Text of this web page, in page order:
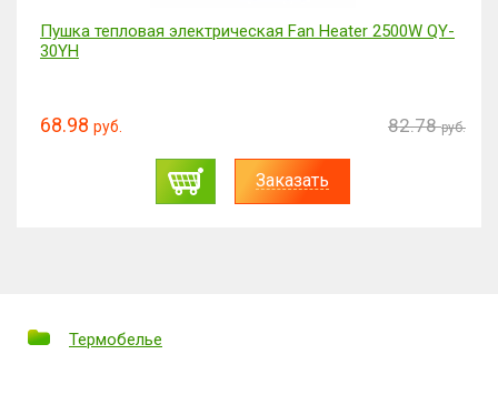
Пушка тепловая электрическая Fan Heater 2500W QY-
30YH
68.98 руб. 82.78 руб.
Заказать
Термобелье